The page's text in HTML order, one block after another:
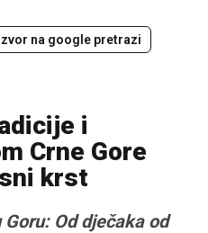
na google pretrazi
i
Crne Gore
krst
Od dječaka od